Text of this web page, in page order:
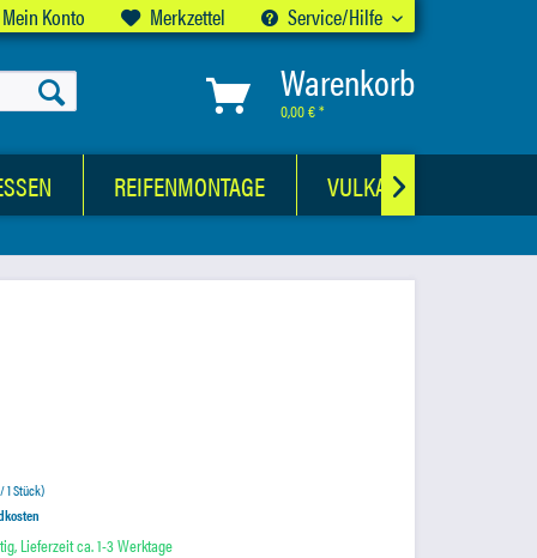
Mein Konto Merkzettel Service/Hilfe
Warenkorb
0,00 € *
REIFENMONTAGE 
1 Stück)
Lieferzeit ca. 1-3 Werktage